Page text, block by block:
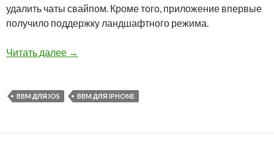
удалить чаты свайпом. Кроме того, приложение впервые
получило поддержку ландшафтного режима.
Читать далее BlackBerry выпустила обновление BBM для
→
BBM ДЛЯ IOS BBM ДЛЯ IPHONE